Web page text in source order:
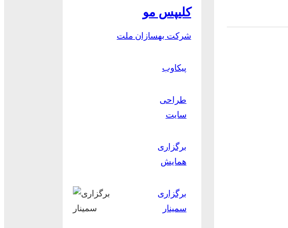
کلیپس مو
شرکت بهسازان ملت
پیکاوب
طراحی
سایت
برگزاری
همایش
برگزاری
سمینار